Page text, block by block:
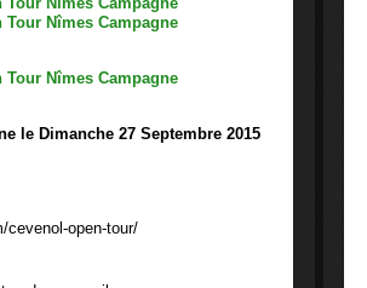
le Dimanche 27 Septembre 2015
cevenol-open-tour/